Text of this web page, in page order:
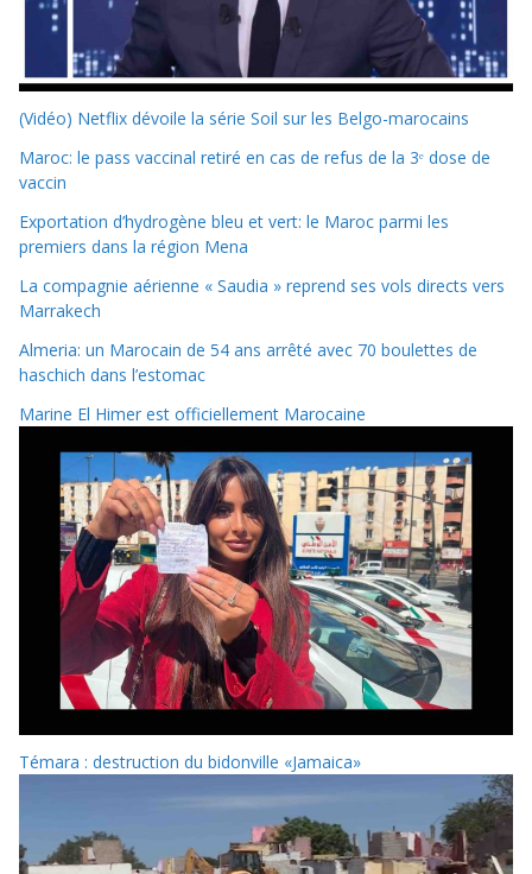
(Vidéo) Netflix dévoile la série Soil sur les Belgo-marocains
Maroc: le pass vaccinal retiré en cas de refus de la 3ᵉ dose de
vaccin
Exportation d’hydrogène bleu et vert: le Maroc parmi les
premiers dans la région Mena
La compagnie aérienne « Saudia » reprend ses vols directs vers
Marrakech
Almeria: un Marocain de 54 ans arrêté avec 70 boulettes de
haschich dans l’estomac
Marine El Himer est officiellement Marocaine
Témara : destruction du bidonville «Jamaica»